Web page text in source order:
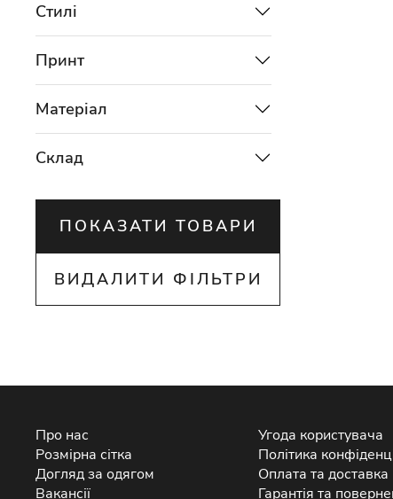
Стилі
Принт
Матеріал
Склад
ПОКАЗАТИ ТОВАРИ
ВИДАЛИТИ ФІЛЬТРИ
Про нас
Розмірна сітка
Догляд за одягом
Вакансії
Угода користувача
Політика
Оплата та доставка
Гарантія та